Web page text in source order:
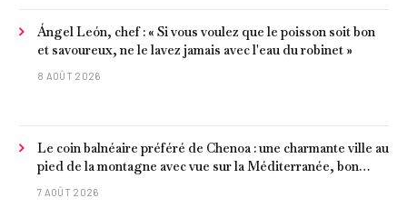
Ángel León, chef : « Si vous voulez que le poisson soit bon
et savoureux, ne le lavez jamais avec l'eau du robinet »
8 AOÛT 2026
Le coin balnéaire préféré de Chenoa : une charmante ville au
pied de la montagne avec vue sur la Méditerranée, bon
poisson et criques isolées
7 AOÛT 2026